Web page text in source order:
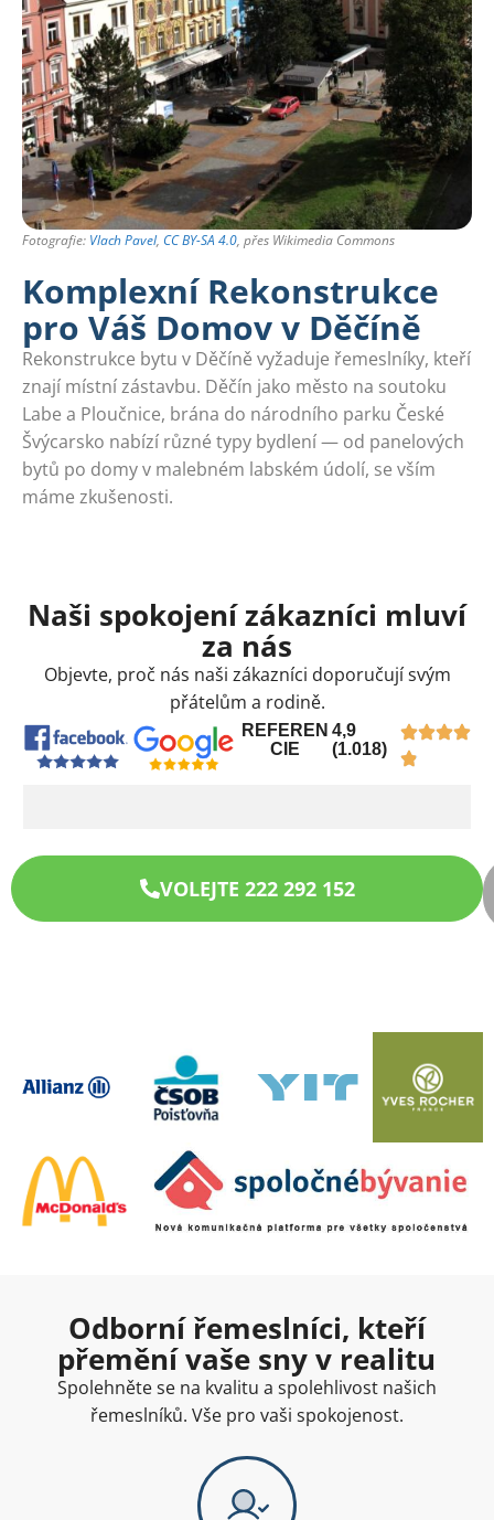
Fotografie: Vlach Pavel, CC BY-SA 4.0, přes Wikimedia Commons
Komplexní Rekonstrukce
pro Váš Domov v Děčíně
Rekonstrukce bytu v Děčíně vyžaduje řemeslníky, kteří
znají místní zástavbu. Děčín jako město na soutoku
Labe a Ploučnice, brána do národního parku České
Švýcarsko nabízí různé typy bydlení — od panelových
bytů po domy v malebném labském údolí, se vším
máme zkušenosti.
Naši spokojení zákazníci mluví
za nás
Objevte, proč nás naši zákazníci doporučují svým
přátelům a rodině.
REFEREN
CIE
4,9
(1.018)
VOLEJTE 222 292 152
Odborní řemeslníci, kteří
přemění vaše sny v realitu
Spolehněte se na kvalitu a spolehlivost našich
řemeslníků. Vše pro vaši spokojenost.